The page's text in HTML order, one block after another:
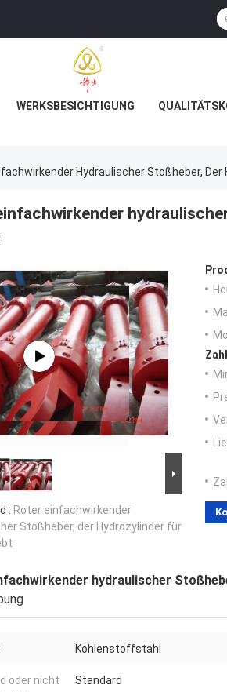
WERKSBESICHTIGUNG
Hydraulischer Stoßheber, Der
: Roter einfachwirkender
Stoßheber, der Hydrozylinder für
hydraulischer
Kohlenstoffstahl
oder nicht
Standard